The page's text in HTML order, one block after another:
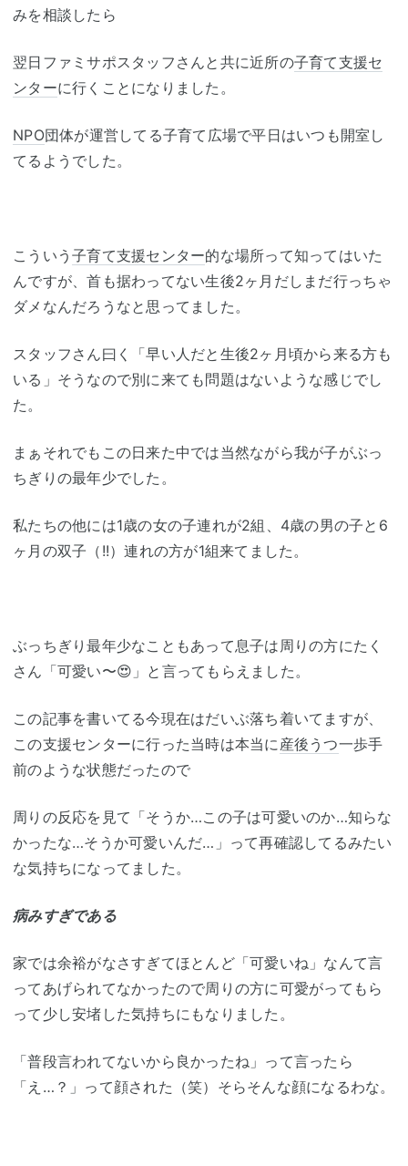
みを相談したら
翌日ファミサポスタッフさんと共に近所の子育て支援セ
ンターに行くことになりました。
NPO団体が運営してる子育て広場で平日はいつも開室し
てるようでした。
こういう 子育て支援センター的な場所って知ってはいた
んですが、首も据わってない生後2ヶ月だしまだ行っちゃ
ダメなんだろうなと思ってました。
スタッフさん曰く「早い人だと生後2ヶ月頃から来る方も
いる」そうなので別に来ても問題はないような感じでし
た。
まぁそれでもこの日来た中では当然ながら我が子がぶっ
ちぎりの最年少でした。
私たちの他には1歳の女の子連れが2組、4歳の男の子と6
ヶ月の双子（!!）連れの方が1組来てました。
ぶっちぎり最年少なこともあって息子は周りの方にたく
さん「可愛い〜😍」と言ってもらえました。
この記事を書いてる今現在はだいぶ落ち着いてますが、
この支援センターに行った当時は本当に産後うつ一歩手
前のような状態だったので
周りの反応を見て「そうか…この子は可愛いのか…知らな
かったな…そうか可愛いんだ…」って再確認してるみたい
な気持ちになってました。
病みすぎである
家では余裕がなさすぎてほとんど「可愛いね」なんて言
ってあげられてなかったので周りの方に可愛がってもら
って少し安堵した気持ちにもなりました。
「普段言われてないから良かったね」って言ったら
「え…？」って顔された（笑）そらそんな顔になるわな。